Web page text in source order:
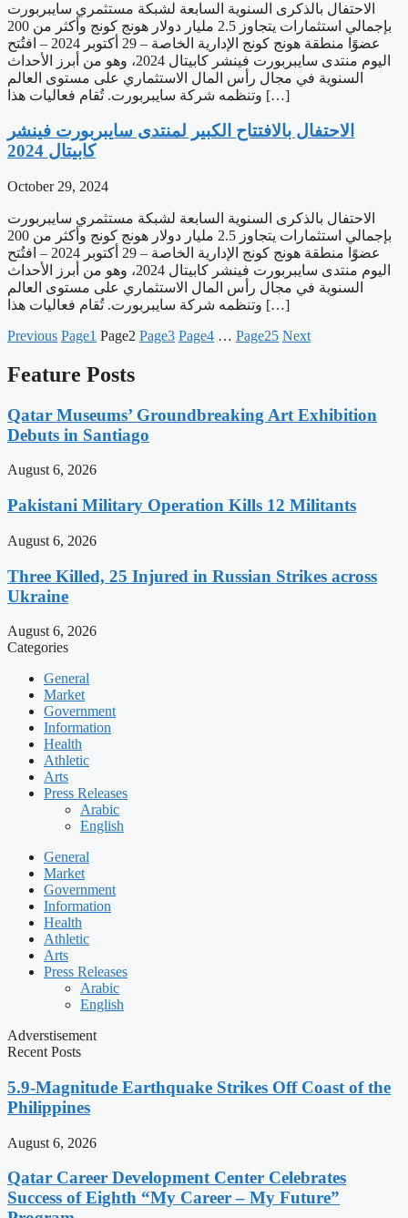
الاحتفال بالذكرى السنوية السابعة لشبكة مستثمري سايبربورت
بإجمالي استثمارات يتجاوز 2.5 مليار دولار هونج كونج وأكثر من 200
عضوًا منطقة هونج كونج الإدارية الخاصة – 29 أكتوبر 2024 – افتُتح
اليوم منتدى سايبربورت فينشر كابيتال 2024، وهو من أبرز الأحداث
السنوية في مجال رأس المال الاستثماري على مستوى العالم
وتنظمه شركة سايبربورت. تُقام فعاليات هذا […]
‫الاحتفال بالافتتاح الكبير لمنتدى سايبربورت فينشر
كابيتال 2024
October 29, 2024
الاحتفال بالذكرى السنوية السابعة لشبكة مستثمري سايبربورت
بإجمالي استثمارات يتجاوز 2.5 مليار دولار هونج كونج وأكثر من 200
عضوًا منطقة هونج كونج الإدارية الخاصة – 29 أكتوبر 2024 – افتُتح
اليوم منتدى سايبربورت فينشر كابيتال 2024، وهو من أبرز الأحداث
السنوية في مجال رأس المال الاستثماري على مستوى العالم
وتنظمه شركة سايبربورت. تُقام فعاليات هذا […]
Previous Page1 Page2 Page3 Page4 … Page25 Next
Feature Posts
Qatar Museums’ Groundbreaking Art Exhibition
Debuts in Santiago
August 6, 2026
Pakistani Military Operation Kills 12 Militants
August 6, 2026
Three Killed, 25 Injured in Russian Strikes across
Ukraine
August 6, 2026
Categories
General
Market
Government
Information
Health
Athletic
Arts
Press Releases
Arabic
English
General
Market
Government
Information
Health
Athletic
Arts
Press Releases
Arabic
English
Adverstisement
Recent Posts
5.9-Magnitude Earthquake Strikes Off Coast of the
Philippines
August 6, 2026
Qatar Career Development Center Celebrates
Success of Eighth “My Career – My Future”